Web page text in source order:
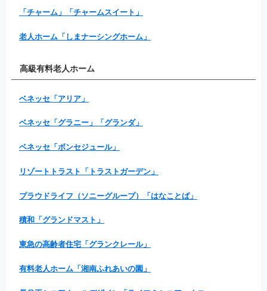
「チャーム」「チャームスイート」
老人ホーム「しまナーシングホーム」
高級有料老人ホーム
ベネッセ「アリア」
ベネッセ「グラニー」「グランダ」
ベネッセ「ボンセジュール」
リゾートトラスト「トラストガーデン」
プラウドライフ（ソニーグループ）「はなことば」
積和「グランドマスト」
東急の高齢者住宅「グランクレール」
有料老人ホーム「湘南ふれあいの園」